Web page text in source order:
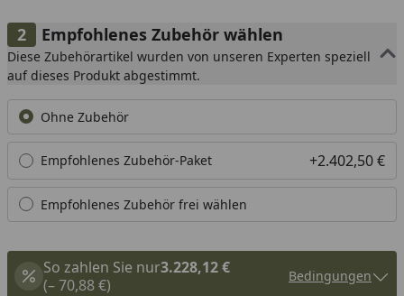
Empfohlenes Zubehör wählen
Diese Zubehörartikel wurden von unseren Experten speziell
auf dieses Produkt abgestimmt.
Ohne Zubehör
Empfohlenes Zubehör-Paket +2.402,50 €
Empfohlenes Zubehör frei wählen
So zahlen Sie nur3.228,12 €
(– 70,88 €)
Bedingungen